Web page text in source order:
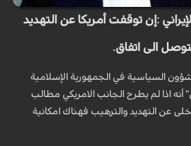
:إن توقفت أمريكا عن التهديد
الى اتفاق.
السياسية في الجمهورية الإسلامية
أنه اذا لم يطرح الجانب الامريكي مطالب
عن التهديد والترهيب فهناك امكانية